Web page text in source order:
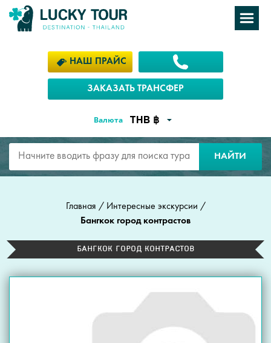
НАШ ПРАЙС
ЗАКАЗАТЬ ТРАНСФЕР
Валюта
НАЙТИ
Главная / Интересные экскурсии /
Бангкок город контрастов
Бангкок город контрастов